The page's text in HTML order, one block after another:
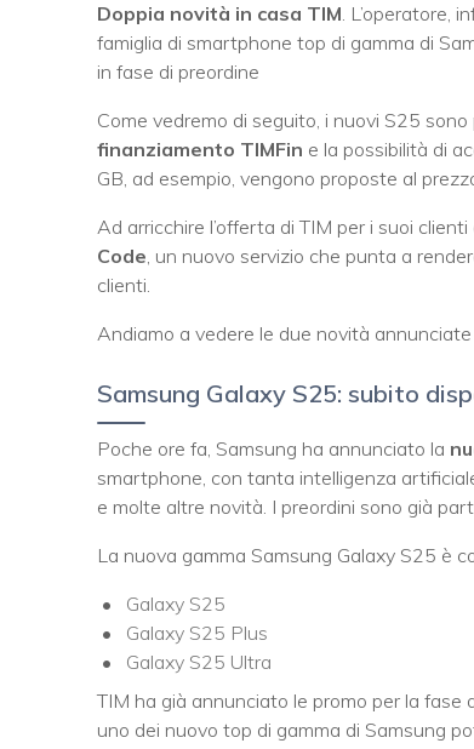
Doppia novità in casa TIM. L’operatore,
famiglia di smartphone top di gamma di
in fase di preordine
Come vedremo di seguito, i nuovi S25
finanziamento TIMFin e la possibilità di
GB, ad esempio, vengono proposte al
Ad arricchire l’offerta di TIM per i suoi clienti
Code, un nuovo servizio che punta a
clienti.
Andiamo a vedere le due novità annunciate
Samsung Galaxy S25: subito
Poche ore fa, Samsung ha annunciato la
smartphone, con tanta intelligenza
e molte altre novità. I preordini sono già
La nuova gamma Samsung Galaxy S25 è
Galaxy S25
Galaxy S25 Plus
Galaxy S25 Ultra
TIM ha già annunciato le promo per la fase
uno dei nuovo top di gamma di Samsung